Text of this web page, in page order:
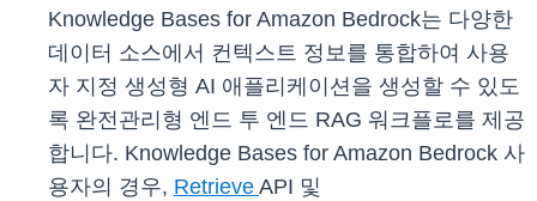
Knowledge Bases for Amazon Bedrock는 다양한
데이터 소스에서 컨텍스트 정보를 통합하여 사용
자 지정 생성형 AI 애플리케이션을 생성할 수 있도
록 완전관리형 엔드 투 엔드 RAG 워크플로를 제공
합니다. Knowledge Bases for Amazon Bedrock 사
용자의 경우, Retrieve API 및